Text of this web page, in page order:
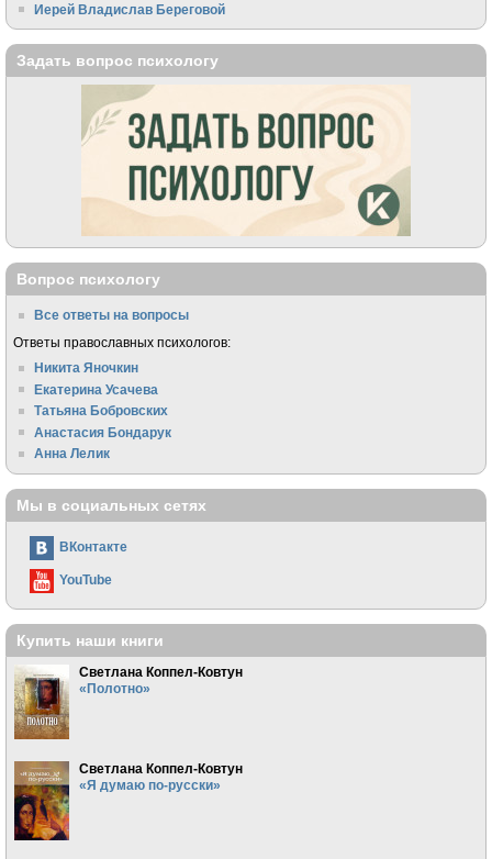
Иерей Владислав Береговой
Задать вопрос психологу
Вопрос психологу
Все ответы на вопросы
Ответы православных психологов:
Никита Яночкин
Екатерина Усачева
Татьяна Бобровских
Анастасия Бондарук
Анна Лелик
Мы в социальных сетях
ВКонтакте
YouTube
Купить наши книги
Светлана Коппел-Ковтун
«Полотно»
Светлана Коппел-Ковтун
«Я думаю по-русски»